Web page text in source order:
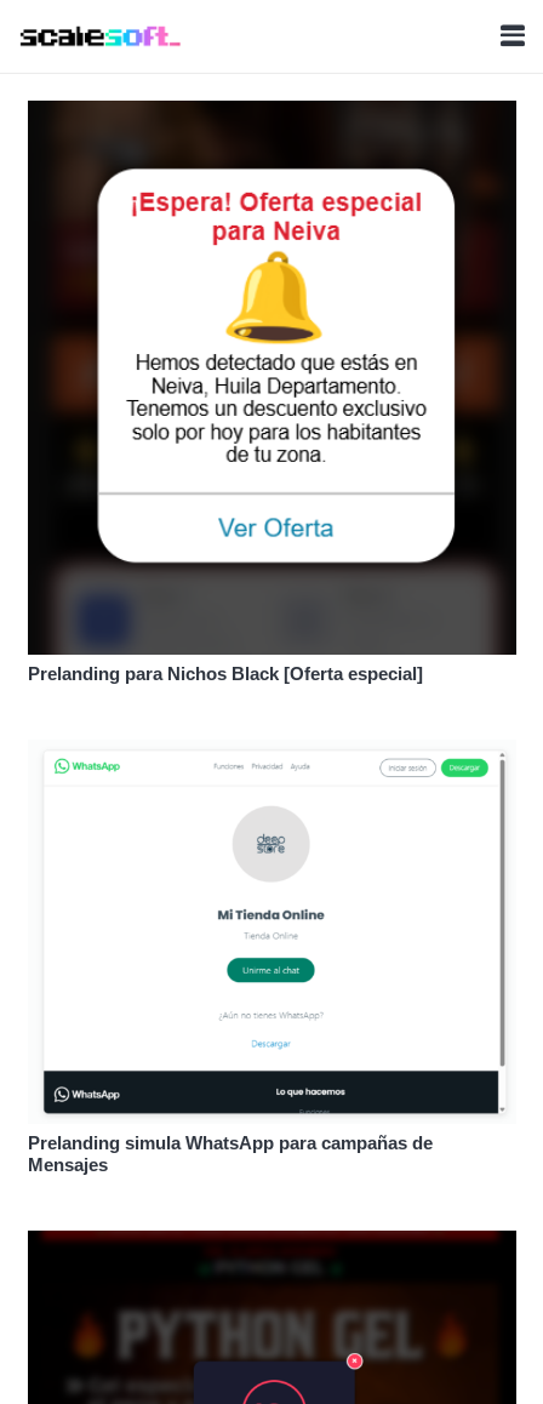
Prelanding para Nichos Black [Oferta especial]
Prelanding simula WhatsApp para campañas de
Mensajes